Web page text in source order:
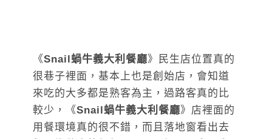
《Snail蝸牛義大利餐廳》民生店位置真的
很巷子裡面，基本上也是創始店，會知道
來吃的大多都是熟客為主，過路客真的比
較少，《Snail蝸牛義大利餐廳》店裡面的
用餐環境真的很不錯，而且落地窗看出去